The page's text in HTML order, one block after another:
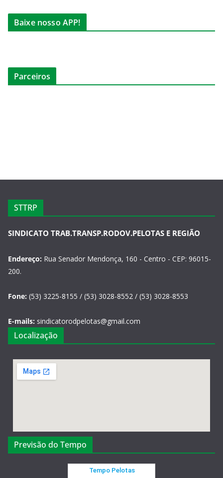
Baixe nosso APP!
Parceiros
STTRP
SINDICATO TRAB.TRANSP.RODOV.PELOTAS E REGIÃO
Endereço: Rua Senador Mendonça, 160 - Centro - CEP: 96015-
200.
Fone: (53) 3225-8155 / (53) 3028-8552 / (53) 3028-8553
E-mails: sindicatorodpelotas@gmail.com
Localização
Previsão do Tempo